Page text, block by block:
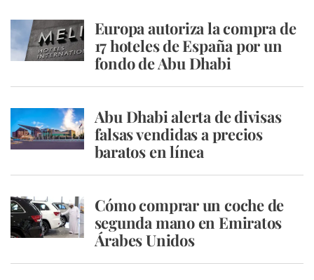
Europa autoriza la compra de
17 hoteles de España por un
fondo de Abu Dhabi
Abu Dhabi alerta de divisas
falsas vendidas a precios
baratos en línea
Cómo comprar un coche de
segunda mano en Emiratos
Árabes Unidos